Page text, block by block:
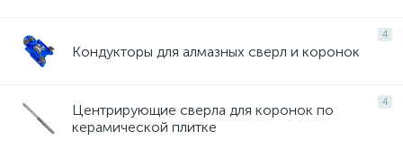
4
Кондукторы для алмазных сверл и коронок
4
Центрирующие сверла для коронок по
керамической плитке